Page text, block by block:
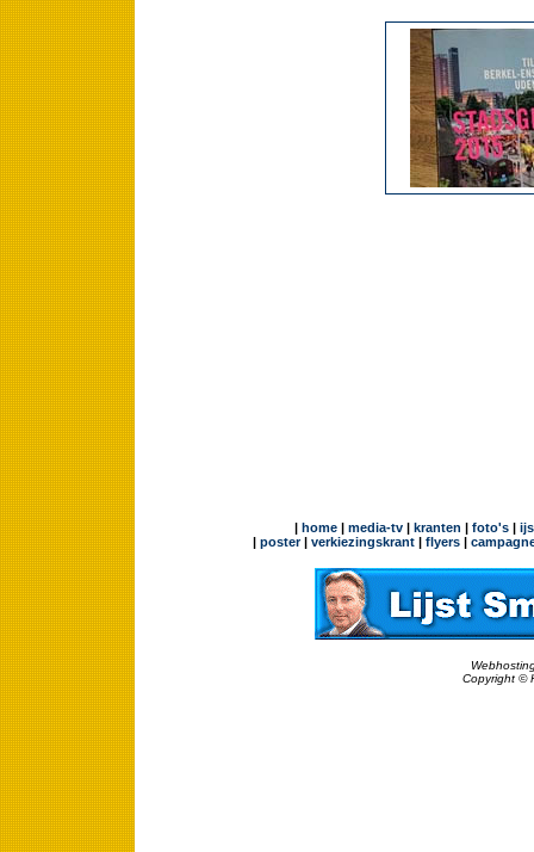
| home| media-tv| kranten | foto's|
| poster| verkiezingskrant | flyers |
Copyright ©